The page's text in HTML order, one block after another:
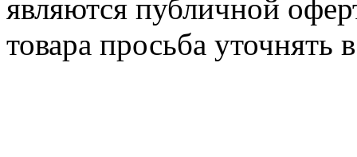
являются публичной
товара просьба уточнять